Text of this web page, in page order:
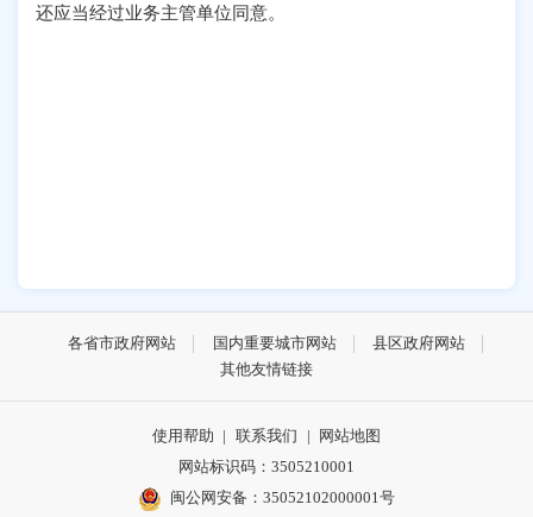
还应当经过业务主管单位同意。
各省市政府网站 国内重要城市网站
县区政府网站
其他友情链接
使用帮助 | 联系我们 | 网站地图
网站标识码：3505210001
闽公网安备：35052102000001号